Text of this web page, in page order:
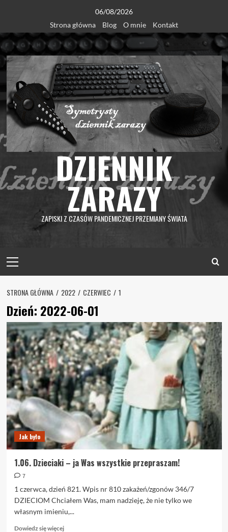
content
06/08/2026
Strona główna
Blog O mnie Kontakt
DZIENNIK
ZARAZY
ZAPISKI Z CZASÓW PANDEMICZNEJ PRZEMIANY ŚWIATA
Menu
STRONA GŁÓWNA 2022 CZERWIEC 1
Dzień: 2022-06-01
Jak było
1.06. Dzieciaki – ja Was wszystkie przepraszam!
7
1 czerwca, dzień 821. Wpis nr 810 zakażeń/zgonów 346/7
DZIECIOM Chciałem Was, mam nadzieję, że nie tylko we
własnym imieniu,...
Dowiedz się więcejDowiedz